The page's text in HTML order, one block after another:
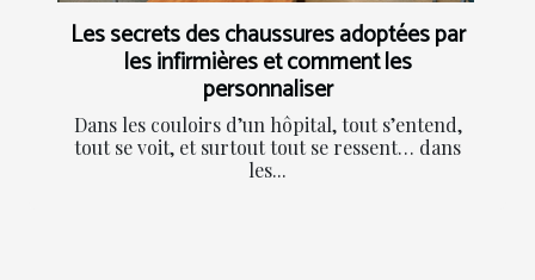
Les secrets des chaussures adoptées par
les infirmières et comment les
personnaliser
Dans les couloirs d’un hôpital, tout s’entend,
tout se voit, et surtout tout se ressent… dans
les...